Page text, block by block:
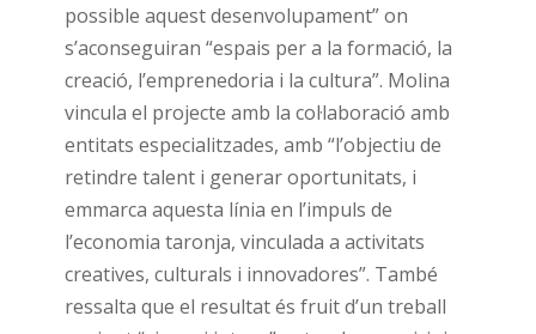
possible aquest desenvolupament” on
s’aconseguiran “espais per a la formació, la
creació, l’emprenedoria i la cultura”. Molina
vincula el projecte amb la col·laboració amb
entitats especialitzades, amb “l’objectiu de
retindre talent i generar oportunitats, i
emmarca aquesta línia en l’impuls de
l’economia taronja, vinculada a activitats
creatives, culturals i innovadores”. També
ressalta que el resultat és fruit d’un treball